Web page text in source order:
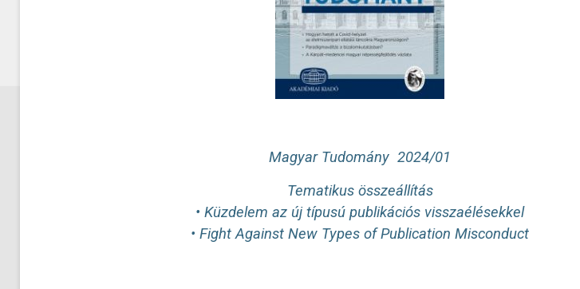
Magyar Tudomány 2024/01
Tematikus összeállítás
• Küzdelem az új típusú publikációs visszaélésekkel
• Fight Against New Types of Publication Misconduct